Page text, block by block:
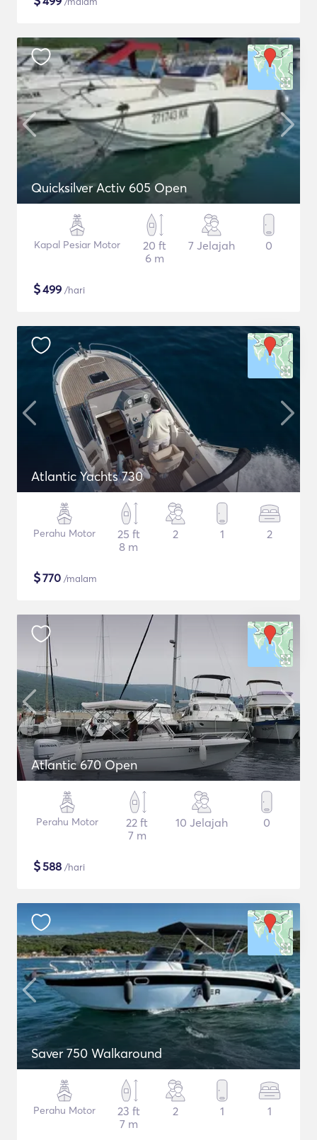
Quicksilver Activ 605 Open
Kapal Pesiar Motor
20 ft
6 m
7 Jelajah 0
$499 /hari
Atlantic Yachts 730
Perahu Motor
25 ft
8 m
2 1 2
$770 /malam
Atlantic 670 Open
Perahu Motor
22 ft
7 m
10 Jelajah 0
$588 /hari
Saver 750 Walkaround
Perahu Motor
23 ft
7 m
2 1 1